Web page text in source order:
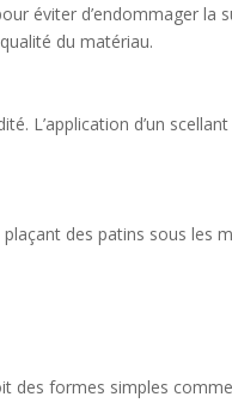
éviter d’endommager la
du matériau.
L’application d’un
des patins sous les
des formes simples